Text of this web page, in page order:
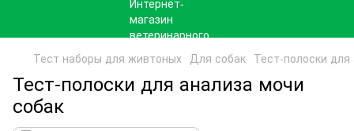
Тест наборы для живтоных Для собак Тест-полоски
Тест-полоски для анализа мочи
собак